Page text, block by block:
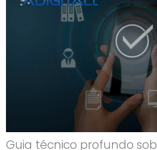
Guia técnico profundo